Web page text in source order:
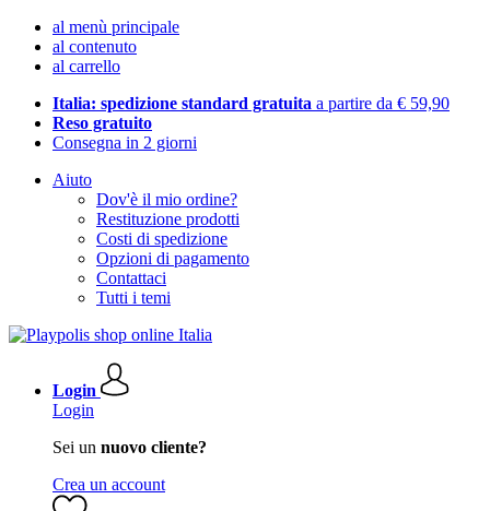
al menù principale
al contenuto
al carrello
Italia: spedizione standard gratuita a partire da € 59,90
Reso gratuito
Consegna in 2 giorni
Aiuto
Dov'è il mio ordine?
Restituzione prodotti
Costi di spedizione
Opzioni di pagamento
Contattaci
Tutti i temi
Login
Login
Sei un nuovo cliente?
Crea un account